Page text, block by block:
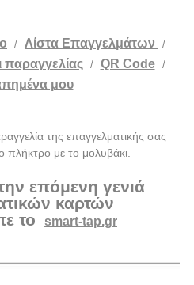
/ Λίστα Επαγγελμάτων /
παραγγελίας / QR Code /
μου
της επαγγελματικής σας
πλήκτρο με το μολυβάκι.
επόμενη γενιά
καρτών
το
smart-tap.gr